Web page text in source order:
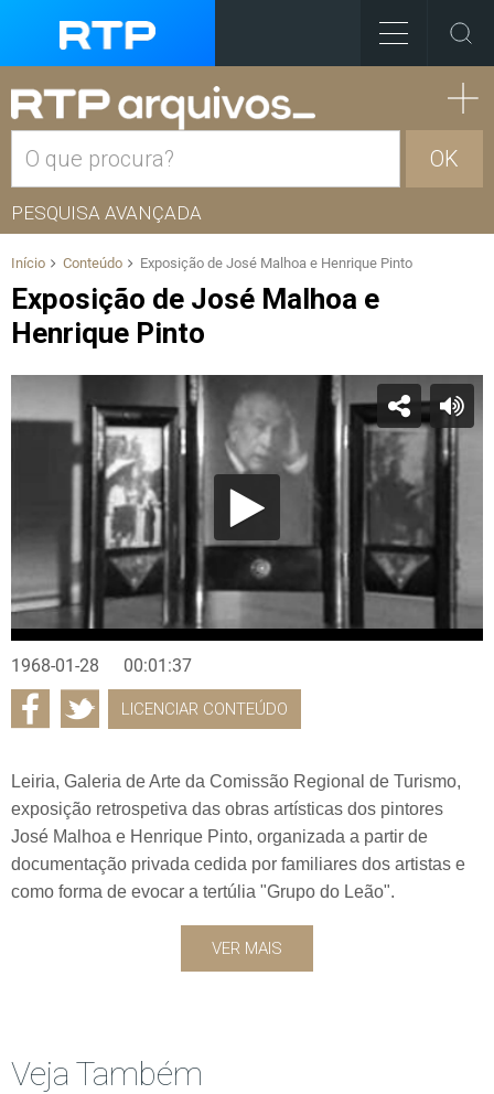
OK
PESQUISA AVANÇADA
Início Conteúdo Exposição de José Malhoa e Henrique Pinto
Exposição de José Malhoa e
Henrique Pinto
1968-01-28 00:01:37
LICENCIAR CONTEÚDO
Leiria, Galeria de Arte da Comissão Regional de Turismo,
exposição retrospetiva das obras artísticas dos pintores
José Malhoa e Henrique Pinto, organizada a partir de
documentação privada cedida por familiares dos artistas e
como forma de evocar a tertúlia "Grupo do Leão".
VER MAIS
Veja Também